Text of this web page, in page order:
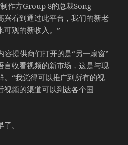
作方Group 8的总裁Song
兴看到通过此平台，我们的新老
可观的新收入。”
提供商们打开的是“另一扇窗”
收看视频的新市场，这是与现
。“我觉得可以推广到所有的视
视频的渠道可以到达各个国
。